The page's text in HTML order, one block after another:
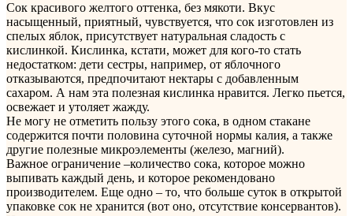
Сок красивого желтого оттенка, без мякоти. Вкус
насыщенный, приятный, чувствуется, что сок изготовлен из
спелых яблок, присутствует натуральная сладость с
кислинкой. Кислинка, кстати, может для кого-то стать
недостатком: дети сестры, например, от яблочного
отказываются, предпочитают нектары с добавленным
сахаром. А нам эта полезная кислинка нравится. Легко пьется,
освежает и утоляет жажду.
Не могу не отметить пользу этого сока, в одном стакане
содержится почти половина суточной нормы калия, а также
другие полезные микроэлементы (железо, магний).
Важное ограничение –количество сока, которое можно
выпивать каждый день, и которое рекомендовано
производителем. Еще одно – то, что больше суток в открытой
упаковке сок не хранится (вот оно, отсутствие консервантов).